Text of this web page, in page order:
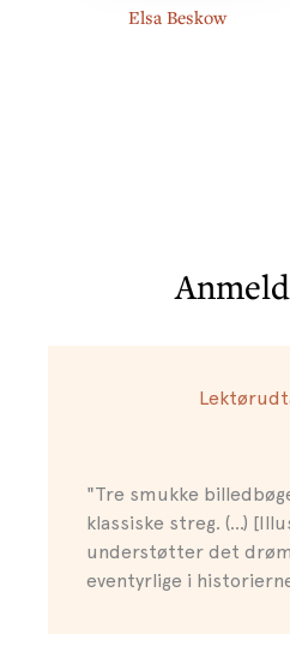
Elsa Beskow
"Tre smukke
klassiske streg. (...)
understøtter det
eventyrlige i